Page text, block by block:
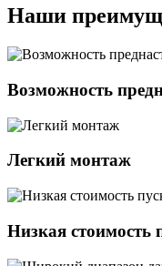
Наши
Возможность
Легкий монтаж
Низкая стоимость